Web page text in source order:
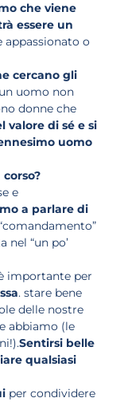
che viene
essere un
appassionato o
cercano gli
uomo non
donne che
valore di sé e si
uomo
e
a parlare di
nel “un po’
importante per
. stare bene
delle nostre
abbiamo (le
Sentirsi belle
qualsiasi
per condividere